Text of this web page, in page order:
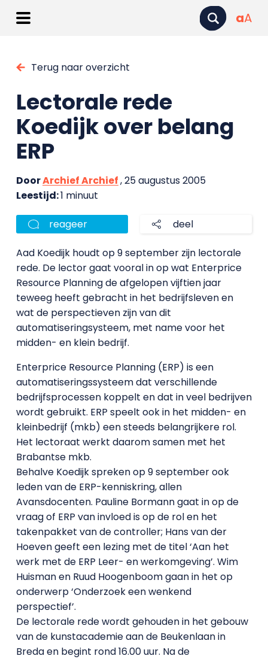
aA
Terug naar overzicht
Lectorale rede
Koedijk over belang
ERP
DoorArchief Archief, 25 augustus 2005
Leestijd:1 minuut
reageer deel
Aad Koedijk houdt op 9 september zijn lectorale
rede. De lector gaat vooral in op wat Enterprice
Resource Planning de afgelopen vijftien jaar
teweeg heeft gebracht in het bedrijfsleven en
wat de perspectieven zijn van dit
automatiseringsysteem, met name voor het
midden- en klein bedrijf.
Enterprice Resource Planning (ERP) is een
automatiseringssysteem dat verschillende
bedrijfsprocessen koppelt en dat in veel bedrijven
wordt gebruikt. ERP speelt ook in het midden- en
kleinbedrijf (mkb) een steeds belangrijkere rol.
Het lectoraat werkt daarom samen met het
Brabantse mkb.
Behalve Koedijk spreken op 9 september ook
leden van de ERP-kenniskring, allen
Avansdocenten. Pauline Bormann gaat in op de
vraag of ERP van invloed is op de rol en het
takenpakket van de controller; Hans van der
Hoeven geeft een lezing met de titel ‘Aan het
werk met de ERP Leer- en werkomgeving’. Wim
Huisman en Ruud Hoogenboom gaan in het op
onderwerp ‘Onderzoek een wenkend
perspectief’.
De lectorale rede wordt gehouden in het gebouw
van de kunstacademie aan de Beukenlaan in
Breda en begint rond 16.00 uur. Na de